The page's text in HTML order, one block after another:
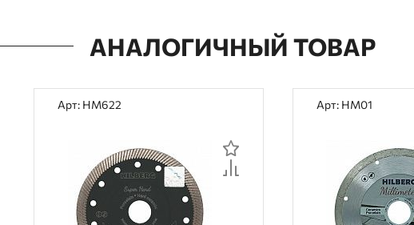
АНАЛОГИЧНЫЙ ТОВАР
Арт: HM622 Арт: HM01